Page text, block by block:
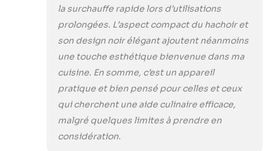
la surchauffe rapide lors d’utilisations
prolongées. L’aspect compact du hachoir et
son design noir élégant ajoutent néanmoins
une touche esthétique bienvenue dans ma
cuisine. En somme, c’est un appareil
pratique et bien pensé pour celles et ceux
qui cherchent une aide culinaire efficace,
malgré quelques limites à prendre en
considération.